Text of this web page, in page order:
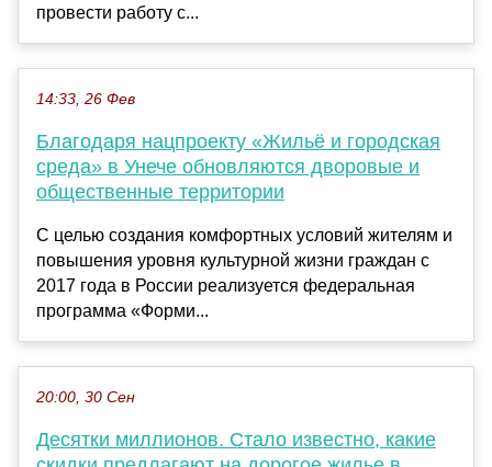
провести работу с...
14:33, 26 Фев
Благодаря нацпроекту «Жильё и городская
среда» в Унече обновляются дворовые и
общественные территории
С целью создания комфортных условий жителям и
повышения уровня культурной жизни граждан с
2017 года в России реализуется федеральная
программа «Форми...
20:00, 30 Сен
Десятки миллионов. Стало известно, какие